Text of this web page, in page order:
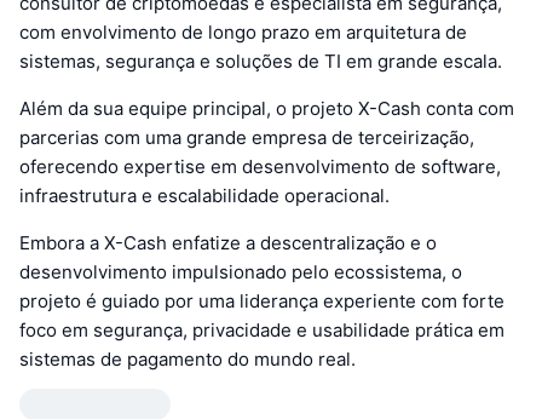
com envolvimento de longo prazo em arquitetura de
sistemas, segurança e soluções de TI em grande escala.
Além da sua equipe principal, o projeto X-Cash conta com
parcerias com uma grande empresa de terceirização,
oferecendo expertise em desenvolvimento de software,
infraestrutura e escalabilidade operacional.
Embora a X-Cash enfatize a descentralização e o
desenvolvimento impulsionado pelo ecossistema, o
projeto é guiado por uma liderança experiente com forte
foco em segurança, privacidade e usabilidade prática em
sistemas de pagamento do mundo real.